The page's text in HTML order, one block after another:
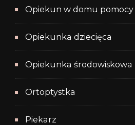
Opiekun w domu pomocy
Opiekunka dziecięca
Opiekunka środowiskowa
Ortoptystka
Piekarz